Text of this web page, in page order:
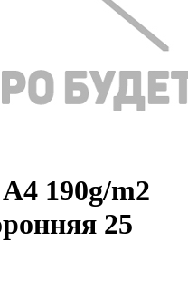
190g/­m2
25